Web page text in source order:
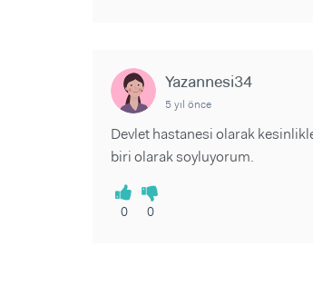
Yazannesi34
5 yıl önce
Devlet hastanesi olarak
biri olarak soyluyorum.
0 0